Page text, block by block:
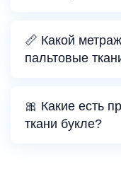
📏 Какой
пальтовые
🎀 Какие есть
ткани букле?